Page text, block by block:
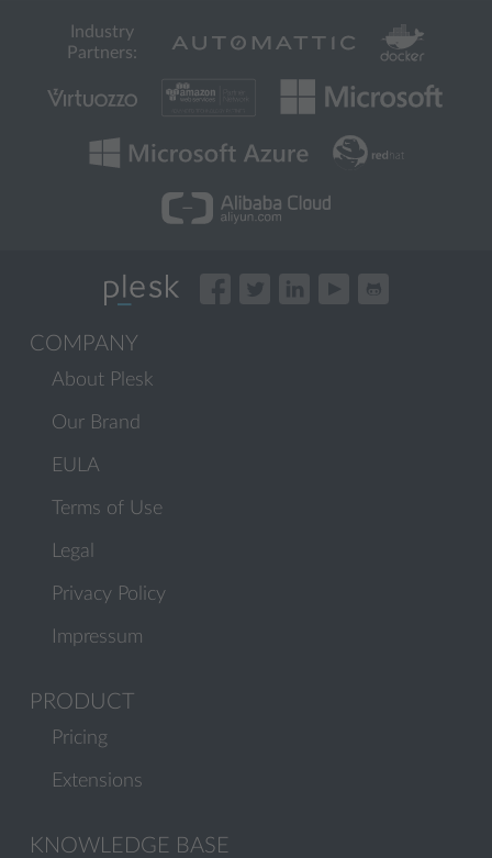
Industry
Partners:
COMPANY
About Plesk
Our Brand
EULA
Terms of Use
Legal
Privacy Policy
Impressum
PRODUCT
Pricing
Extensions
KNOWLEDGE BASE